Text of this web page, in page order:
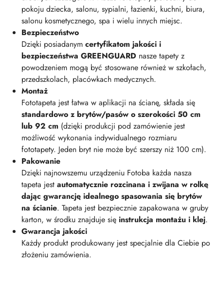
pokoju dziecka, salonu, sypialni, łazienki, kuchni, biura,
salonu kosmetycznego, spa i wielu innych miejsc.
Bezpieczeństwo
Dzięki posiadanym certyfikatom jakości i
bezpieczeństwa GREENGUARD nasze tapety z
powodzeniem mogą być stosowane również w szkołach,
przedszkolach, placówkach medycznych.
Montaż
Fototapeta jest łatwa w aplikacji na ścianę, składa się
standardowo z brytów/pasów o szerokości 50 cm
lub 92 cm (dzięki produkcji pod zamówienie jest
możliwość wykonania indywidualnego rozmiaru
fototapety. Jeden bryt nie może być szerszy niż 100 cm).
Pakowanie
Dzięki najnowszemu urządzeniu Fotoba każda nasza
tapeta jest automatycznie rozcinana i zwijana w rolkę
dając gwarancję idealnego spasowania się brytów
na ścianie. Tapeta jest bezpiecznie zapakowana w gruby
karton, w środku znajduje się instrukcja montażu i klej.
Gwarancja jakości
Każdy produkt produkowany jest specjalnie dla Ciebie po
złożeniu zamówienia.